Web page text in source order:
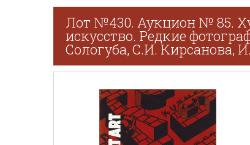
Лот №430. Аукцион № 85.
искусство. Редкие
Сологуба, С.И. Кирсанова,